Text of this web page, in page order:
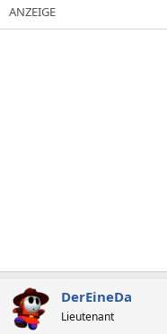
DerEineDa
Lieutenant